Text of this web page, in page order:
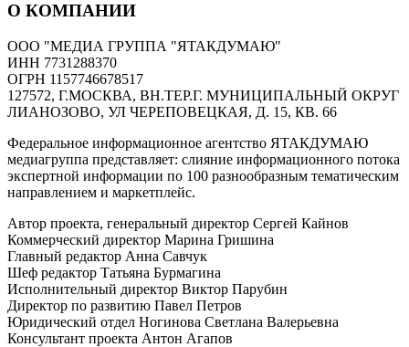
О КОМПАНИИ
ООО "МЕДИА ГРУППА "ЯТАКДУМАЮ"
ИНН 7731288370
ОГРН 1157746678517
127572, Г.МОСКВА, ВН.ТЕР.Г. МУНИЦИПАЛЬНЫЙ ОКРУГ
ЛИАНОЗОВО, УЛ ЧЕРЕПОВЕЦКАЯ, Д. 15, КВ. 66
Федеральное информационное агентство ЯТАКДУМАЮ
медиагруппа представляет: слияние информационного потока
экспертной информации по 100 разнообразным тематическим
направлением и маркетплейс.
Автор проекта, генеральный директор Сергей Кайнов
Коммерческий директор Марина Гришина
Главный редактор Анна Савчук
Шеф редактор Татьяна Бурмагина
Исполнительный директор Виктор Парубин
Директор по развитию Павел Петров
Юридический отдел Ногинова Светлана Валерьевна
Консультант проекта Антон Агапов